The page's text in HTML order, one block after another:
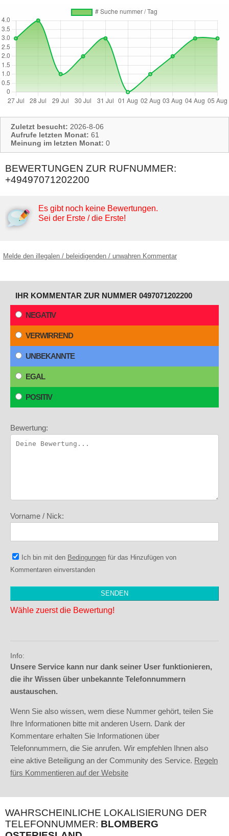
Zuletzt besucht: 2026-8-06
Aufrufe letzten Monat: 61
Meinung im letzten Monat: 0
BEWERTUNGEN ZUR RUFNUMMER:
+49497071202200
Es gibt noch keine Bewertungen.
Sei der Erste / die Erste!
Melde den illegalen / beleidigenden / unwahren Kommentar
IHR KOMMENTAR ZUR NUMMER 0497071202200
NEGATIV
VERWIRREND
UNBEKANNTE
EGAL
POSITIV
Bewertung:
Vorname / Nick:
Ich bin mit den Bedingungen für das Hinzufügen von
Kommentaren einverstanden
Wähle zuerst die Bewertung!
Info:
Unsere Service kann nur dank seiner User funktionieren,
die ihr Wissen über unbekannte Telefonnummern
austauschen.
Wenn Sie also wissen, wem diese Nummer gehört, teilen Sie
Ihre Informationen bitte mit anderen Usern. Dank der
Kommentare erhalten Sie Informationen über
Telefonnummern, die Sie anrufen. Wir empfehlen Ihnen also
eine aktive Beteiligung an der Community des Service. Regeln
fürs Kommentieren auf der Website
WAHRSCHEINLICHE LOKALISIERUNG DER
TELEFONNUMMER: BLOMBERG